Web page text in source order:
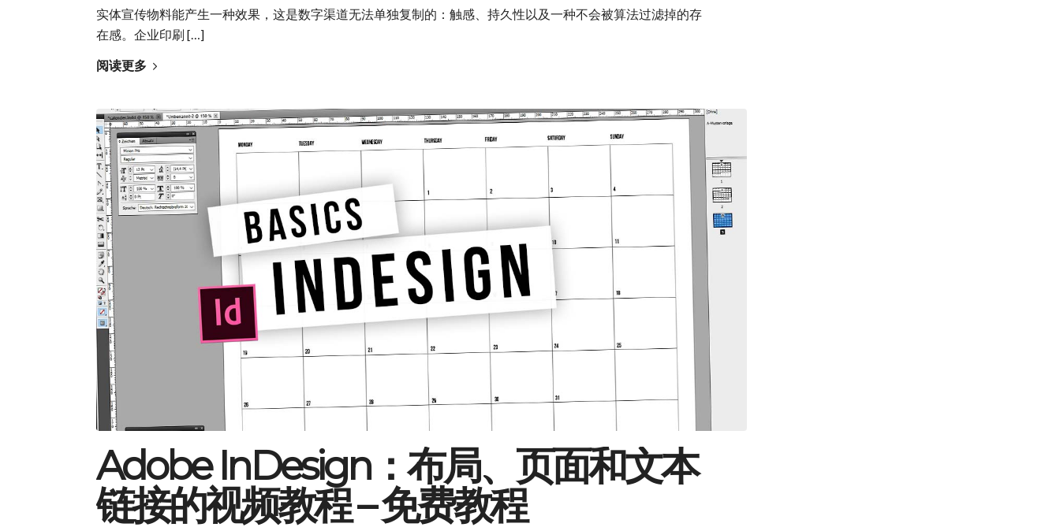
实体宣传物料能产生一种效果，这是数字渠道无法单独复制的：触感、持久性以及一种不会被算法过滤掉的存
在感。企业印刷 […]
阅读更多
Adobe InDesign：布局、页面和文本
链接的视频教程 – 免费教程